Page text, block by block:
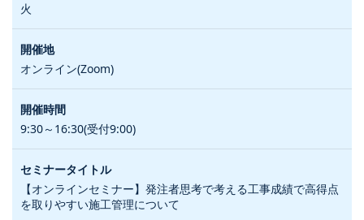
火
オンライン(Zoom)
9:30～16:30(受付9:00)
【オンラインセミナー】発注者思考で考える工事成績で高得点
を取りやすい施工管理について